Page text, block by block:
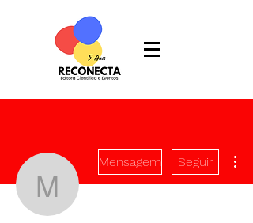
mara.vilh3
Mensagem Seguir